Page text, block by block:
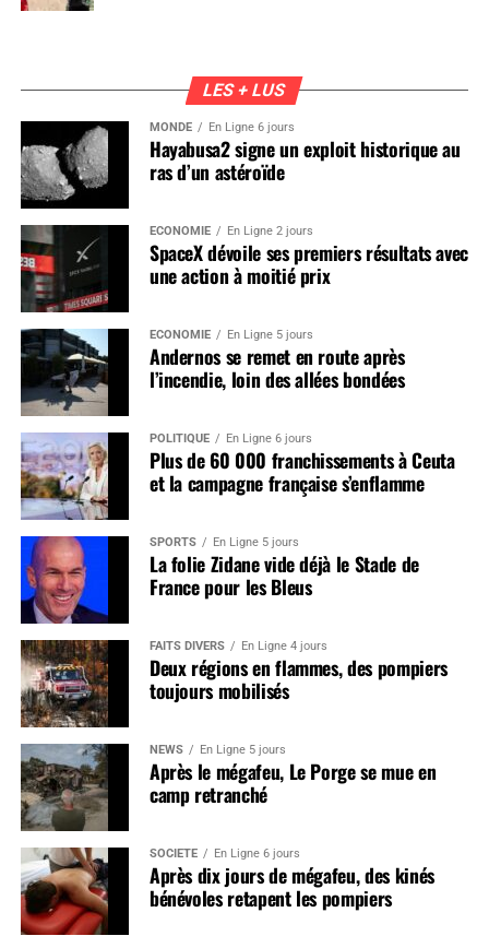
LES + LUS
MONDE En Ligne 6 jours
Hayabusa2 signe un exploit historique au
ras d’un astéroïde
ÉCONOMIE En Ligne 2 jours
SpaceX dévoile ses premiers résultats avec
une action à moitié prix
ÉCONOMIE En Ligne 5 jours
Andernos se remet en route après
l’incendie, loin des allées bondées
POLITIQUE En Ligne 6 jours
Plus de 60 000 franchissements à Ceuta
et la campagne française s’enflamme
SPORTS En Ligne 5 jours
La folie Zidane vide déjà le Stade de
France pour les Bleus
FAITS DIVERS En Ligne 4 jours
Deux régions en flammes, des pompiers
toujours mobilisés
NEWS En Ligne 5 jours
Après le mégafeu, Le Porge se mue en
camp retranché
SOCIÉTÉ En Ligne 6 jours
Après dix jours de mégafeu, des kinés
bénévoles retapent les pompiers